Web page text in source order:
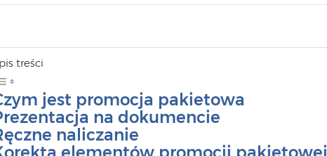
treści
jest promocja pakietowa
na dokumencie
naliczanie